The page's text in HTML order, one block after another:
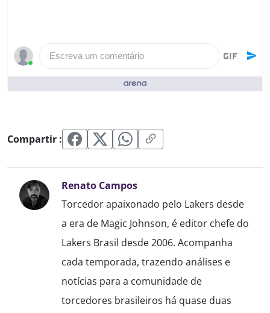
Escreva um comentário
Pessoas que curtiram ()
Compartir :
Renato Campos
Torcedor apaixonado pelo Lakers desde
a era de Magic Johnson, é editor chefe do
Lakers Brasil desde 2006. Acompanha
cada temporada, trazendo análises e
notícias para a comunidade de
torcedores brasileiros há quase duas